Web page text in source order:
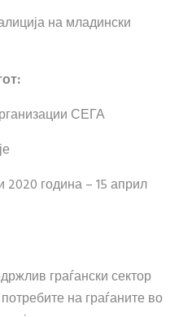
на младински
СЕГА
2020 година – 15 април
граѓански сектор
на граѓаните во